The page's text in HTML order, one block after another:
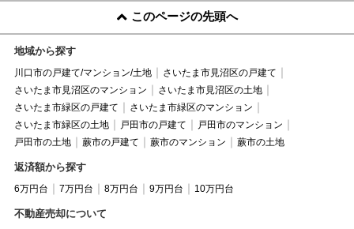
このページの先頭へ
地域から探す
川口市の戸建て/マンション/土地
さいたま市見沼区の戸建て
さいたま市見沼区のマンション
さいたま市見沼区の土地
さいたま市緑区の戸建て
さいたま市緑区のマンション
さいたま市緑区の土地
戸田市の戸建て
戸田市のマンション
戸田市の土地
蕨市の戸建て 蕨市のマンション 蕨市の土地
返済額から探す
6万円台 7万円台 8万円台 9万円台 10万円台
不動産売却について